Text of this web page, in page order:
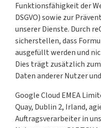
Funktionsfähigkeit der
DSGVO) sowie zur
unserer Dienste. Durch
sicherstellen, dass
ausgefüllt werden und
Dies trägt zusätzlich
Daten anderer Nutzer
Google Cloud EMEA
Quay, Dublin 2, Irland,
Auftragsverarbeiter in